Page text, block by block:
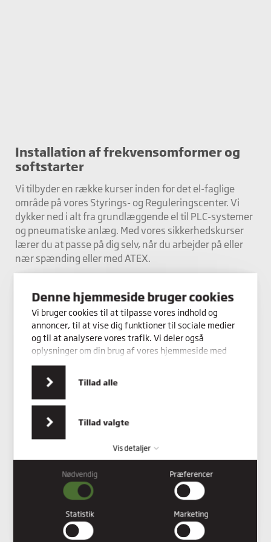
Denne hjemmeside bruger cookies
Vi bruger cookies til at tilpasse vores indhold og
annoncer, til at vise dig funktioner til sociale medier
og til at analysere vores trafik. Vi deler også
oplysninger om din brug af vores hjemmeside med
vores partnere inden for sociale medier,
annonceringspartnere og analysepartnere. Vores
partnere kan kombinere disse data med andre
oplysninger, du har givet dem, eller som de har
indsamlet fra din brug af deres tjenester.
Tillad valgte
Tillad alle
Vis detaljer
Nødvendig
Nødvendige cookies hjælper med at gøre en hjemmeside
brugbar ved at aktivere grundlæggende funktioner såsom
side-navigation og adgang til sikre områder af hjemmesiden.
Hjemmesiden kan ikke fungere ordentligt uden disse cookies.
Nødvendig Præferencer
Statistik Marketing
Installation af frekvensomformer og
softstarter
Vi tilbyder en række kurser inden for det el-faglige
område på vores Styrings- og Reguleringscenter. Vi
dykker ned i alt fra grundlæggende el til PLC-systemer
og pneumatiske anlæg. Med vores sikkerhedskurser
lærer du at passe på dig selv, når du arbejder på eller
nær spænding eller med ATEX.
Kontakt os